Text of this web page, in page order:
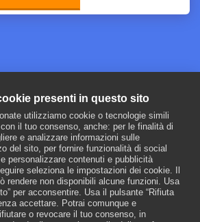
presenti in questo sito
utilizziamo cookie o tecnologie simili
il tuo consenso, anche: per le finalità di
e analizzare informazioni sulle
del sito, per fornire funzionalità di social
personalizzare contenuti e pubblicità
seleziona le impostazioni dei cookie. Il
rendere non disponibili alcune funzioni. Usa
per acconsentire. Usa il pulsante “Rifiuta
accettare. Potrai comunque e
o revocare il tuo consenso, in